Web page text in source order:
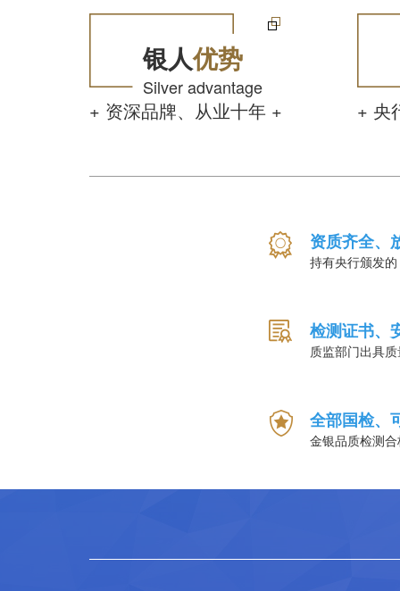
银人优势
Silver advantage
+ 资深品牌、从业十年 + + 央
资质齐全、
持有央行颁发
检测证书、
质监部门出具
全部国检、
金银品质检测